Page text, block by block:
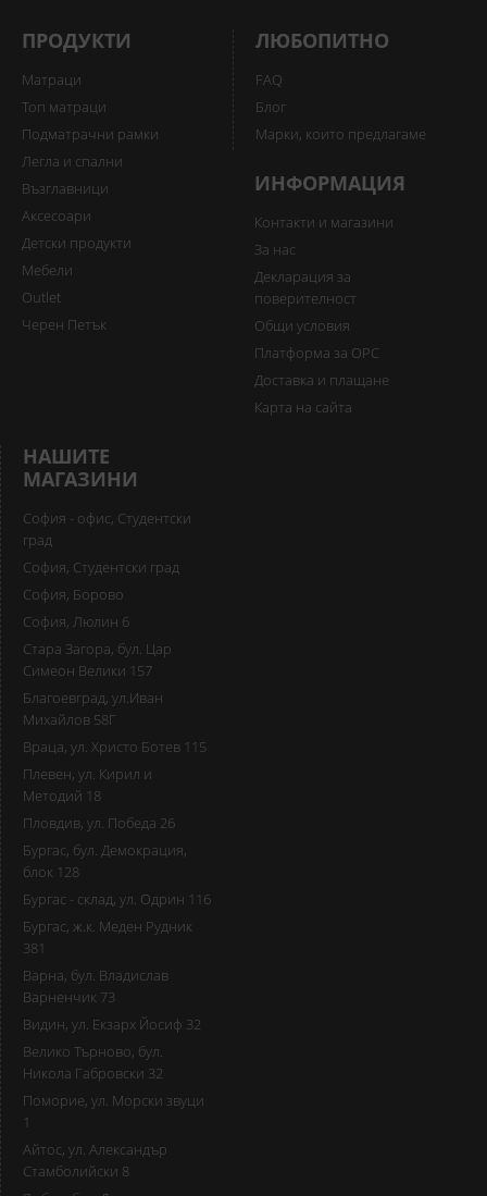
ПРОДУКТИ
Матраци
Топ матраци
Подматрачни рамки
Легла и спални
Възглавници
Аксесоари
Детски продукти
Мебели
Outlet
Черен Петък
ЛЮБОПИТНО
FAQ
Блог
Марки, които предлагаме
ИНФОРМАЦИЯ
Контакти и магазини
За нас
Декларация за
поверителност
Общи условия
Платформа за ОРС
Доставка и плащане
Карта на сайта
НАШИТЕ
МАГАЗИНИ
София - офис, Студентски
град
София, Студентски град
София, Борово
София, Люлин 6
Стара Загора, бул. Цар
Симеон Велики 157
Благоевград, ул.Иван
Михайлов 58Г
Враца, ул. Христо Ботев 115
Плевен, ул. Кирил и
Методий 18
Пловдив, ул. Победа 26
Бургас, бул. Демокрация,
блок 128
Бургас - склад, ул. Одрин 116
Бургас, ж.к. Меден Рудник
381
Варна, бул. Владислав
Варненчик 73
Видин, ул. Екзарх Йосиф 32
Велико Търново, бул.
Никола Габровски 32
Поморие, ул. Морски звуци
1
Айтос, ул. Александър
Стамболийски 8